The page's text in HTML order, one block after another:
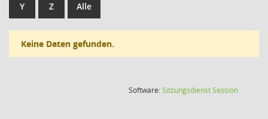
Y Z Alle
Keine Daten gefunden.
Software:SitzungsdienstSession(Wird in